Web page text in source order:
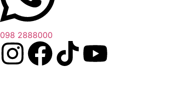
098 2888000